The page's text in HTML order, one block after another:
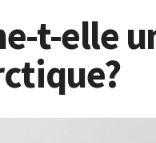
t-elle